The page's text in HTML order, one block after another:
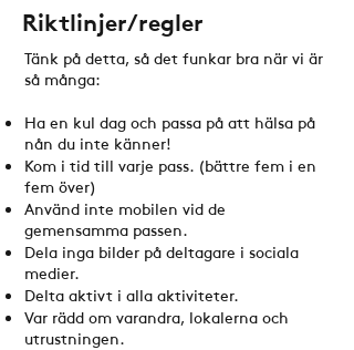
Riktlinjer/regler
Tänk på detta, så det funkar bra när vi är
så många:
Ha en kul dag och passa på att hälsa på
nån du inte känner!
Kom i tid till varje pass. (bättre fem i en
fem över)
Använd inte mobilen vid de
gemensamma passen.
Dela inga bilder på deltagare i sociala
medier.
Delta aktivt i alla aktiviteter.
Var rädd om varandra, lokalerna och
utrustningen.